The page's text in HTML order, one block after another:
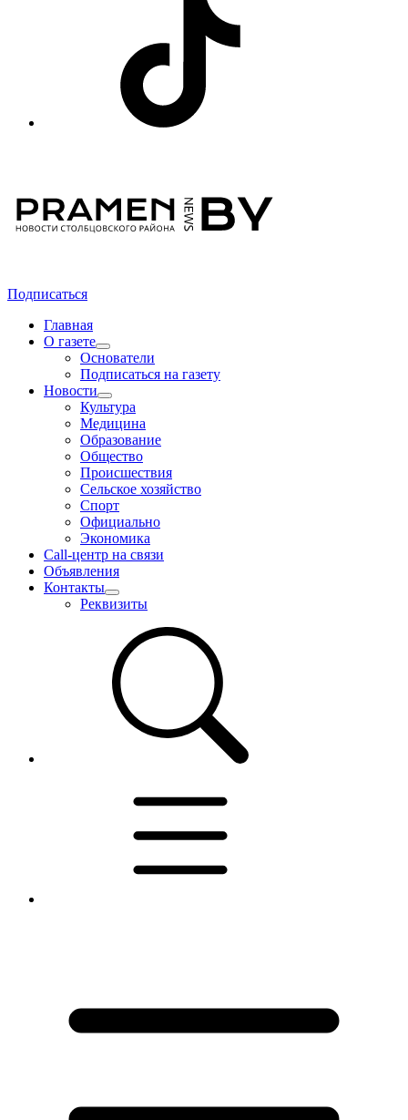
Подписаться
Главная
О газете
Основатели
Подписаться на газету
Новости
Культура
Медицина
Образование
Общество
Происшествия
Сельское хозяйство
Спорт
Официально
Экономика
Call-центр на связи
Объявления
Контакты
Реквизиты